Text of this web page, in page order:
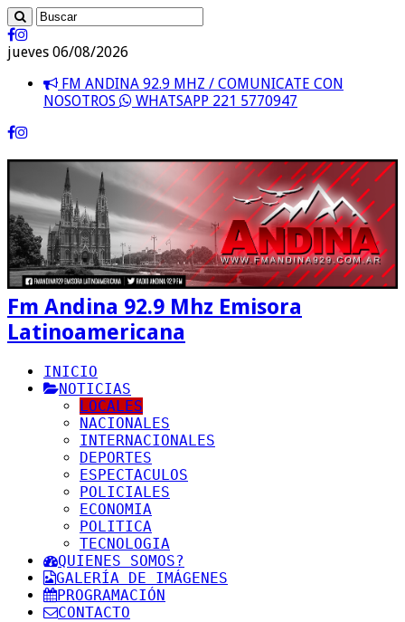
jueves 06/08/2026
FM ANDINA 92.9 MHZ / COMUNICATE CON
NOSOTROS
WHATSAPP 221 5770947
Fm Andina 92.9 Mhz Emisora
Latinoamericana
INICIO
NOTICIAS
LOCALES
NACIONALES
INTERNACIONALES
DEPORTES
ESPECTACULOS
POLICIALES
ECONOMIA
POLITICA
TECNOLOGIA
QUIENES SOMOS?
GALERÍA DE IMÁGENES
PROGRAMACIÓN
CONTACTO